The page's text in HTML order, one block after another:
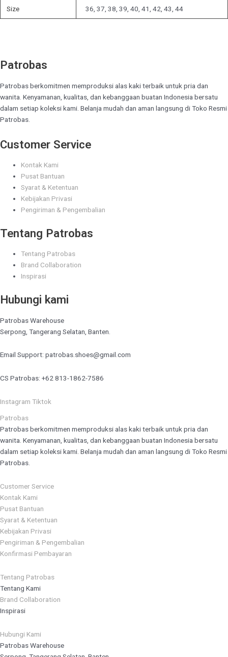
Size 36, 37, 38, 39, 40, 41, 42, 43, 44
Patrobas
Patrobas berkomitmen memproduksi alas kaki terbaik untuk pria dan
wanita. Kenyamanan, kualitas, dan kebanggaan buatan Indonesia bersatu
dalam setiap koleksi kami. Belanja mudah dan aman langsung di Toko Resmi
Patrobas.
Customer Service
Kontak Kami
Pusat Bantuan
Syarat & Ketentuan
Kebijakan Privasi
Pengiriman & Pengembalian
Tentang Patrobas
Tentang Patrobas
Brand Collaboration
Inspirasi
Hubungi kami
Patrobas Warehouse
Serpong, Tangerang Selatan, Banten.
Email Support: patrobas.shoes@gmail.com
CS Patrobas: +62 813-1862-7586
Instagram Tiktok
Patrobas
Patrobas berkomitmen memproduksi alas kaki terbaik untuk pria dan
wanita. Kenyamanan, kualitas, dan kebanggaan buatan Indonesia bersatu
dalam setiap koleksi kami. Belanja mudah dan aman langsung di Toko Resmi
Patrobas.
Customer Service
Kontak Kami
Pusat Bantuan
Syarat & Ketentuan
Kebijakan Privasi
Pengiriman & Pengembalian
Konfirmasi Pembayaran
Tentang Patrobas
Tentang Kami
Brand Collaboration
Inspirasi
Hubungi Kami
Patrobas Warehouse